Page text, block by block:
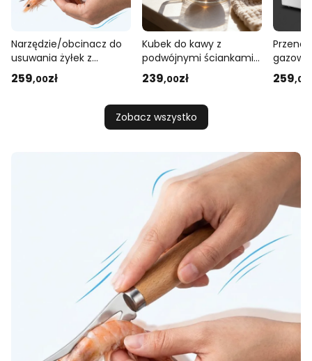
Narzędzie/obcinacz do
usuwania żyłek z
krewetek
259,00zł
Kubek do kawy z
podwójnymi ściankami,
styl europejski, kubek do
wody domowej
239,00zł
gazowa
259,00
Zobacz wszystko